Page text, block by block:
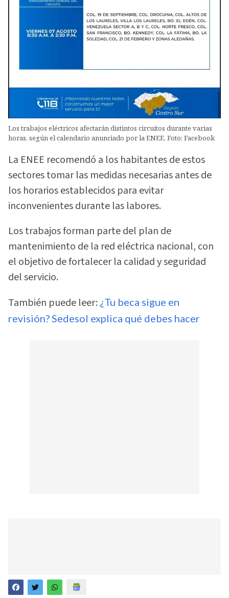
Los trabajos eléctricos afectarán distintos circuitos durante varias
horas, según el calendario anunciado por la ENEE. Foto: Facebook
La ENEE recomendó a los habitantes de estos
sectores tomar las medidas necesarias antes de
los horarios establecidos para evitar
inconvenientes durante las labores.
Los trabajos forman parte del plan de
mantenimiento de la red eléctrica nacional, con
el objetivo de fortalecer la calidad y seguridad
del servicio.
También puede leer: ¿Tu beca sigue en
revisión? Sedesol explica qué debes hacer